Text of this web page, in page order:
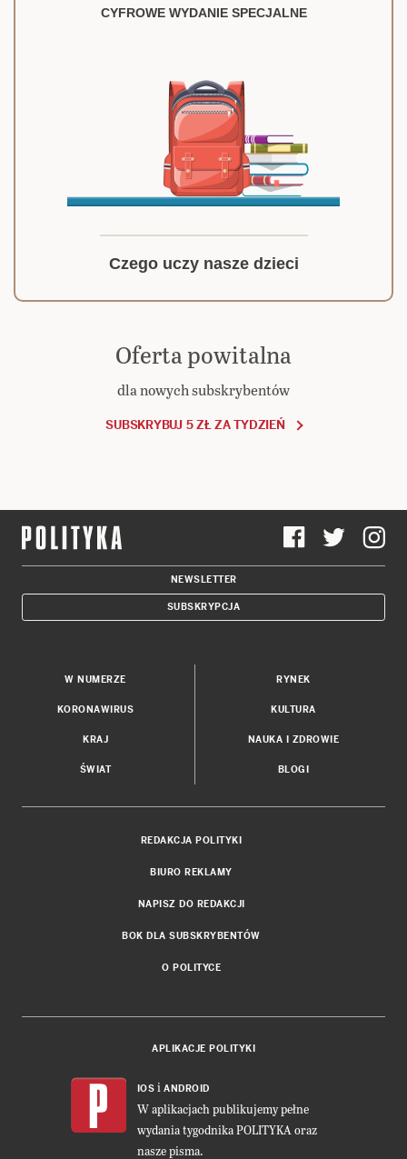
CYFROWE WYDANIE SPECJALNE
Czego uczy nasze dzieci
Oferta powitalna
dla nowych subskrybentów
SUBSKRYBUJ 5 ZŁ ZA TYDZIEŃ
NEWSLETTER
SUBSKRYPCJA
W NUMERZE
KORONAWIRUS
KRAJ
ŚWIAT
RYNEK
KULTURA
NAUKA I ZDROWIE
BLOGI
REDAKCJA POLITYKI
BIURO REKLAMY
NAPISZ DO REDAKCJI
BOK DLA SUBSKRYBENTÓW
O POLITYCE
APLIKACJE POLITYKI
IOS i ANDROID
W aplikacjach publikujemy pełne
wydania tygodnika POLITYKA oraz
nasze pisma.